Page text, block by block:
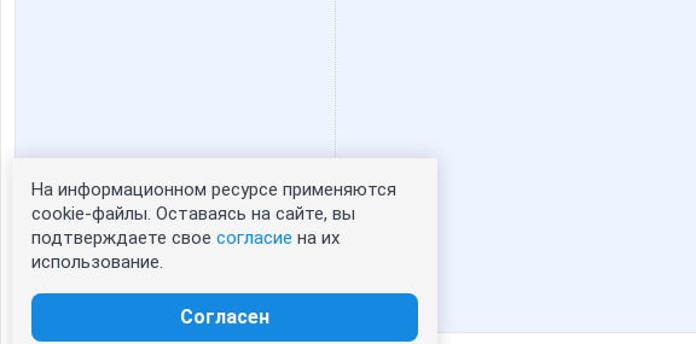
Статистика портрета:
сейчас просматривают портрет - 0
зарегистрированные пользователи
На информационном ресурсе применяются
cookie-файлы. Оставаясь на сайте, вы
подтверждаете свое согласие на их
использование.
Согласен